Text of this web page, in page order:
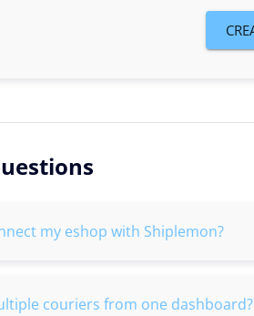
my eshop with Shiplemon?
couriers from one dashboard?